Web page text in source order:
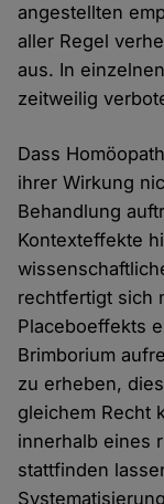
angestellten
aller Regel
aus. In
zeitweilig
Dass
ihrer Wirkung
Behandlung
Kontexteffekte
rechtfertigt sich
Placeboeffekts
Brimborium
zu erheben,
gleichem Recht
innerhalb eines
stattfinden